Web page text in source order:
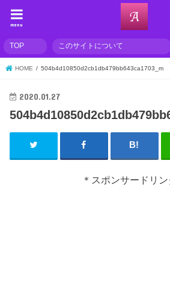
menu
TOP このサイトについて
HOME 504b4d10850d2cb1db479bb643ca1703_m
2020.01.27
＊スポンサードリン